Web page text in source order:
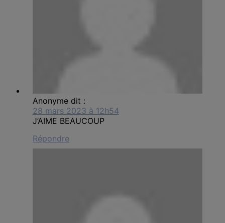
Anonyme dit :
28 mars 2023 à 12h54
J’AIME BEAUCOUP
Répondre